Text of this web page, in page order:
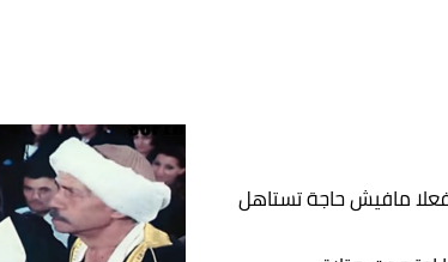
مافيش حاجة تستاهل